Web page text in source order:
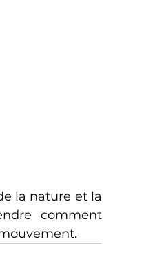
la nature et la
comment